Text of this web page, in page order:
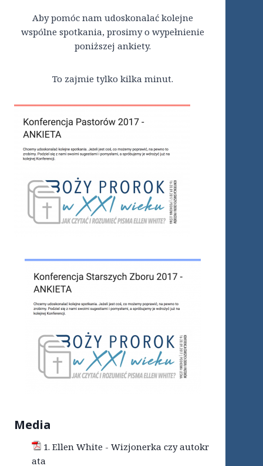
Aby pomóc nam udoskonalać kolejne
wspólne spotkania, prosimy o wypełnienie
poniższej ankiety.
To zajmie tylko kilka minut.
Media
1. Ellen White - Wizjonerka czy autokr
ata